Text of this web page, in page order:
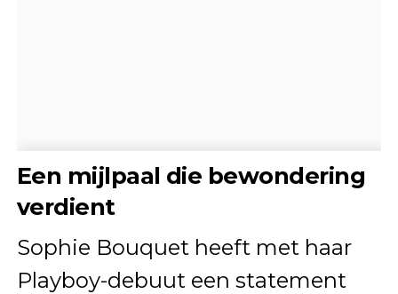
Een mijlpaal die bewondering
verdient
Sophie Bouquet heeft met haar
Playboy-debuut een statement